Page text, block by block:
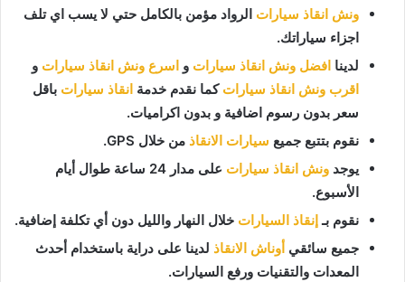
ونش انقاذ سيارات الرواد مؤمن بالكامل حتي لا يسب اي تلف
اجزاء سياراتك.
لدينا افضل ونش انقاذ سيارات و اسرع ونش انقاذ سيارات و
اقرب ونش انقاذ سيارات كما نقدم خدمة انقاذ سيارات باقل
سعر بدون رسوم اضافية و بدون اكراميات.
نقوم بتتبع جميع سيارات الانقاذ من خلال GPS.
يوجد ونش انقاذ سيارات
على مدار 24 ساعة طوال أيام
الأسبوع.
نقوم بـإنقاذ السيارات خلال النهار والليل دون أي تكلفة إضافية.
جميع سائقي أوناش الانقاذ لدينا على دراية باستخدام أحدث
المعدات والتقنيات ورفع السيارات.